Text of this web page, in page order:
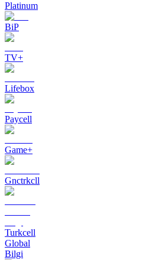
Platinum
BiP
TV+
Lifebox
Paycell
Game+
Gnctrkcll
Turkcell
Global
Bilgi